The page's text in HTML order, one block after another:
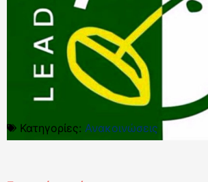
Κατηγορίες: Ανακοινώσεις